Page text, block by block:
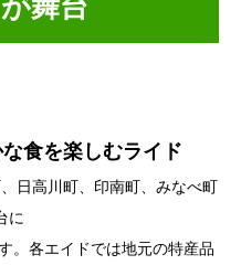
食を楽しむライド
日高川町、印南町、みなべ町
に
。各エイドでは地元の特産品